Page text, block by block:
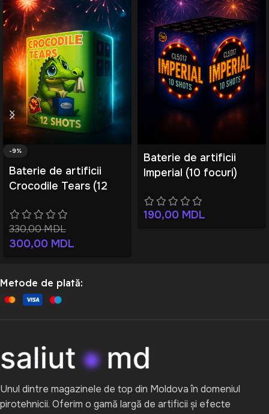
-9%
Baterie de artificii
Crocodile Tears (12
330,00MDL
300,00 MDL
Baterie de artificii
Imperial (10 focuri)
190,00 MDL
Metode de plată:
Unul dintre magazinele de top din Moldova în domeniul
pirotehnicii. Oferim o gamă largă de artificii și efecte